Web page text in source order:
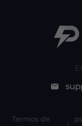
Termos de